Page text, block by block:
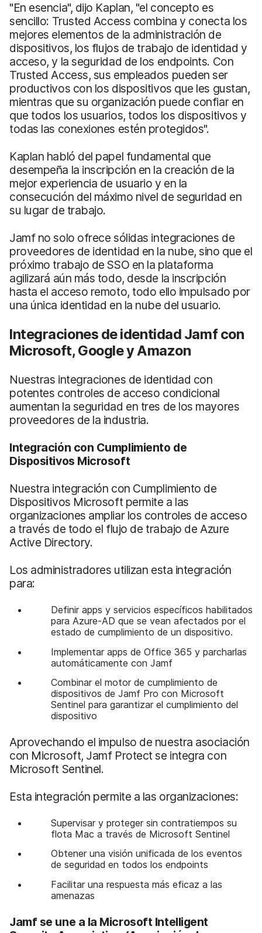
"En esencia", dijo Kaplan, "el concepto es
sencillo: Trusted Access combina y conecta los
mejores elementos de la administración de
dispositivos, los flujos de trabajo de identidad y
acceso, y la seguridad de los endpoints. Con
Trusted Access, sus empleados pueden ser
productivos con los dispositivos que les gustan,
mientras que su organización puede confiar en
que todos los usuarios, todos los dispositivos y
todas las conexiones estén protegidos".
Kaplan habló del papel fundamental que
desempeña la inscripción en la creación de la
mejor experiencia de usuario y en la
consecución del máximo nivel de seguridad en
su lugar de trabajo.
Jamf no solo ofrece sólidas integraciones de
proveedores de identidad en la nube, sino que el
próximo trabajo de SSO en la plataforma
agilizará aún más todo, desde la inscripción
hasta el acceso remoto, todo ello impulsado por
una única identidad en la nube del usuario.
Integraciones de identidad Jamf con
Microsoft, Google y Amazon
Nuestras integraciones de identidad con
potentes controles de acceso condicional
aumentan la seguridad en tres de los mayores
proveedores de la industria.
Integración con Cumplimiento de
Dispositivos Microsoft
Nuestra integración con Cumplimiento de
Dispositivos Microsoft permite a las
organizaciones ampliar los controles de acceso
a través de todo el flujo de trabajo de Azure
Active Directory.
Los administradores utilizan esta integración
para:
Definir apps y servicios específicos habilitados
para Azure-AD que se vean afectados por el
estado de cumplimiento de un dispositivo.
Implementar apps de Office 365 y parcharlas
automáticamente con Jamf
Combinar el motor de cumplimiento de
dispositivos de Jamf Pro con Microsoft
Sentinel para garantizar el cumplimiento del
dispositivo
Aprovechando el impulso de nuestra asociación
con Microsoft, Jamf Protect se integra con
Microsoft Sentinel.
Esta integración permite a las organizaciones:
Supervisar y proteger sin contratiempos su
flota Mac a través de Microsoft Sentinel
Obtener una visión unificada de los eventos
de seguridad en todos los endpoints
Facilitar una respuesta más eficaz a las
amenazas
Jamf se une a la Microsoft Intelligent